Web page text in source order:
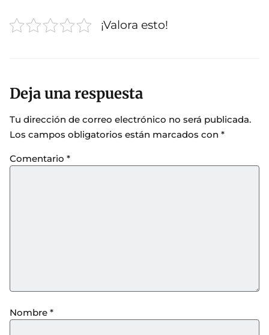
¡Valora esto!
Deja una respuesta
Tu dirección de correo electrónico no será publicada.
Los campos obligatorios están marcados con *
Comentario *
Nombre *